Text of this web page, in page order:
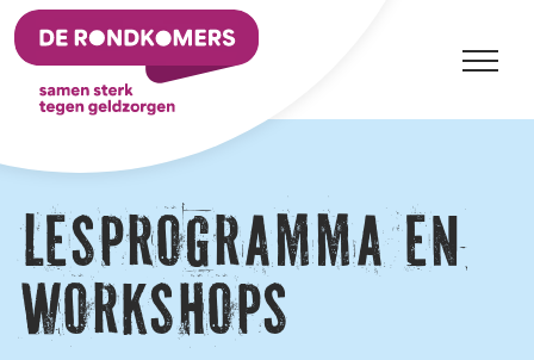
Ga
naar
inhoud
Lesprogramma en
workshops